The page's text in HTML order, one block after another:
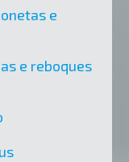
e
e reboques